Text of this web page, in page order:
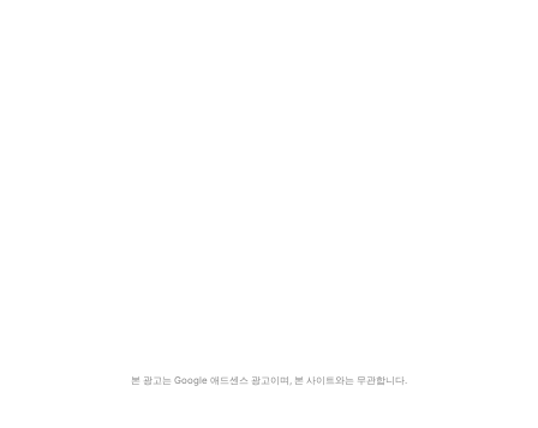
본 광고는 Google 애드센스 광고이며, 본 사이트와는 무관합니다.